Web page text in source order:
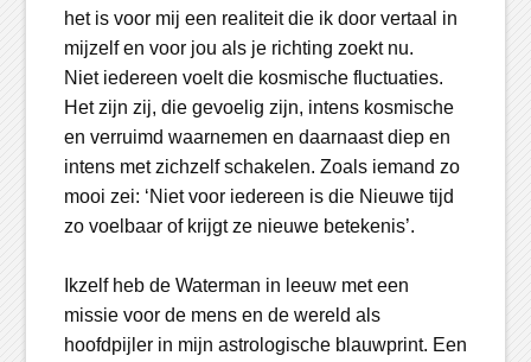
het is voor mij een realiteit die ik door vertaal in
mijzelf en voor jou als je richting zoekt nu.
Niet iedereen voelt die kosmische fluctuaties.
Het zijn zij, die gevoelig zijn, intens kosmische
en verruimd waarnemen en daarnaast diep en
intens met zichzelf schakelen. Zoals iemand zo
mooi zei: ‘Niet voor iedereen is die Nieuwe tijd
zo voelbaar of krijgt ze nieuwe betekenis’.
Ikzelf heb de Waterman in leeuw met een
missie voor de mens en de wereld als
hoofdpijler in mijn astrologische blauwprint. Een